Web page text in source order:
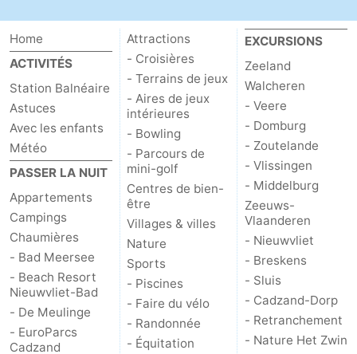
Home
ACTIVITÉS
Station Balnéaire
Astuces
Avec les enfants
Météo
PASSER LA NUIT
Appartements
Campings
Chaumières
- Bad Meersee
- Beach Resort
Nieuwvliet-Bad
- De Meulinge
- EuroParcs
Cadzand
Attractions
- Croisières
- Terrains de jeux
- Aires de jeux
intérieures
- Bowling
- Parcours de
mini-golf
Centres de bien-
être
Villages & villes
Nature
Sports
- Piscines
- Faire du vélo
- Randonnée
- Équitation
EXCURSIONS
Zeeland
Walcheren
- Veere
- Domburg
- Zoutelande
- Vlissingen
- Middelburg
Zeeuws-
Vlaanderen
- Nieuwvliet
- Breskens
- Sluis
- Cadzand-Dorp
- Retranchement
- Nature Het Zwin